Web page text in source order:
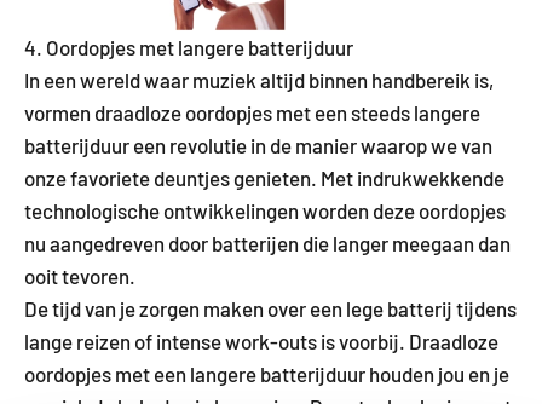
4. Oordopjes met langere batterijduur
In een wereld waar muziek altijd binnen handbereik is,
vormen draadloze oordopjes met een steeds langere
batterijduur een revolutie in de manier waarop we van
onze favoriete deuntjes genieten. Met indrukwekkende
technologische ontwikkelingen worden deze oordopjes
nu aangedreven door batterijen die langer meegaan dan
ooit tevoren.
De tijd van je zorgen maken over een lege batterij tijdens
lange reizen of intense work-outs is voorbij. Draadloze
oordopjes met een langere batterijduur houden jou en je